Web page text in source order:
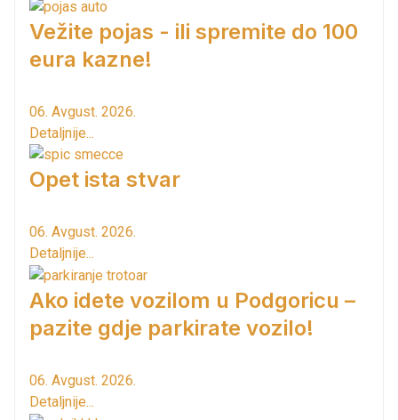
Vežite pojas - ili spremite do 100
eura kazne!
06. Avgust. 2026.
Detaljnije...
Opet ista stvar
06. Avgust. 2026.
Detaljnije...
Ako idete vozilom u Podgoricu –
pazite gdje parkirate vozilo!
06. Avgust. 2026.
Detaljnije...